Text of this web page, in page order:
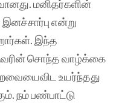
மனிதர்களின்
என்று
இந்த
சொந்த வாழ்க்கை
உயர்ந்தது
நம் பண்பாட்டு